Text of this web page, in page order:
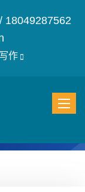
18049287562
作